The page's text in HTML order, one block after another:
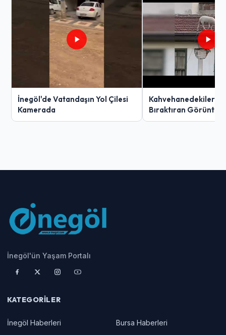
İnegöl'de Vatandaşın Yol Çilesi
Kamerada
Kahvehanedekiler
Bıraktıran Görüntü!
İnegöl'ün Yaşam Portalı
KATEGORILER
İnegöl Haberleri
Bursa Haberleri